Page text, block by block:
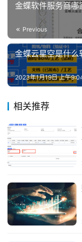
金蝶软件服务商哪
Previous
金蝶云星空是什么
2023年1月19日 上午
相关推荐